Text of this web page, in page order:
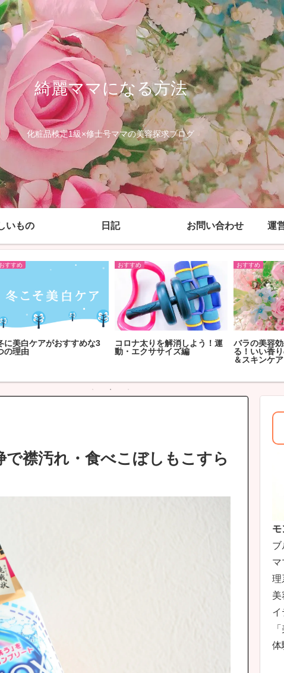
綺麗ママになる方法
化粧品検定1級×修士号ママの美容探求ブログ
いもの 日記 お問い合わせ
おすすめ
に美白ケアがおすすめな3
の理由
おすすめ
コロナ太りを解消しよう！運
動・エクササイズ編
おすすめ
バラの美容
る！いい香
＆スキンケア
襟汚れ・食べこぼしもこすら
モ
ブ
マ
理
美
イ
体